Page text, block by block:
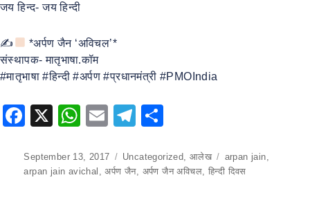
जय हिन्द- जय हिन्दी
✍
*अर्पण जैन ‘अविचल’*
संस्थापक- मातृभाषा.कॉम
#मातृभाषा #हिन्दी #अर्पण #प्रधानमंत्री #PMOIndia
F
c
e
X
W
at
s
E
ai
l
T
e
gr
ar
e
Posted
on
September 13, 2017 Categories
Uncategorized ,आलेख Tags
arpan jain
arpan jain avichal
,अर्पण जैन, अर्पण जैन अविचल हिन्दी दिवस